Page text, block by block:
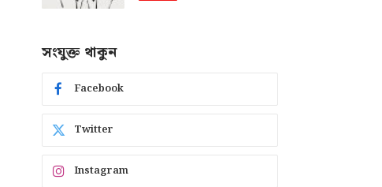
সংযুক্ত থাকুন
Facebook
Twitter
Instagram